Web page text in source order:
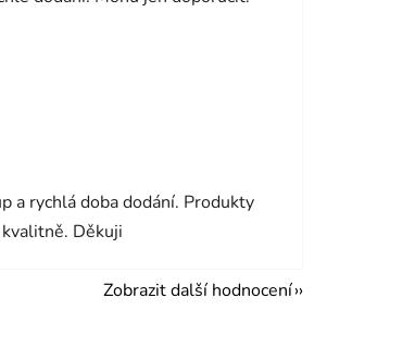
je 5 z 5 hvězdiček.
a rychlá doba dodání. Produkty
Děkuji
Zobrazit další hodnocení